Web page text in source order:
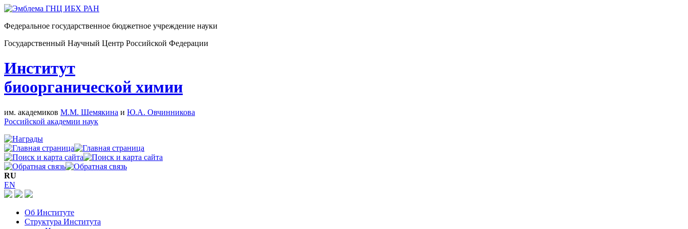
Федеральное государственное бюджетное учреждение науки
Государственный Научный Центр Российской Федерации
Институт
биоорганической химии
им. академиков М.М. Шемякина и Ю.А. Овчинникова
Российской академии наук
RU
EN
Об Институте
Структура Института